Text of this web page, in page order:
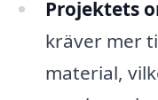
Projektets
kräver mer
material,